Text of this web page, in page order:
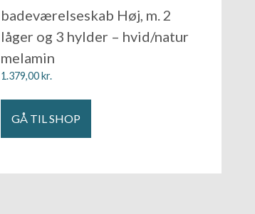
badeværelseskab Høj, m. 2
låger og 3 hylder – hvid/natur
melamin
1.379,00kr.
GÅ TIL SHOP